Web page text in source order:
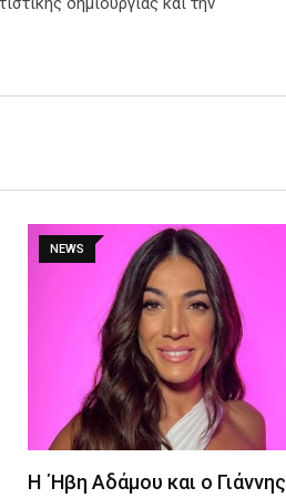
NEWS
Η ΄Ηβη Αδάμου και ο Γιάννης